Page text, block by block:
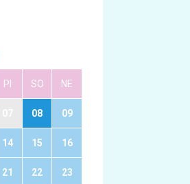
PI SO NE
08 09
14 15 16
21 22 23